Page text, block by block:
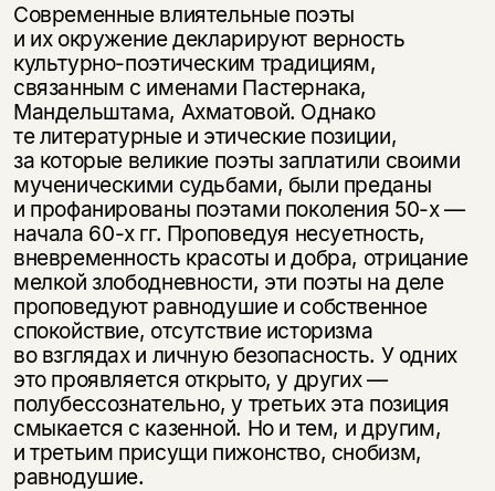
Современные влиятельные поэты
и их окружение декларируют верность
культурно-поэтическим традициям,
связанным с именами Пастернака,
Мандельштама, Ахматовой. Однако
те литературные и этические позиции,
за которые великие поэты заплатили своими
мученическими судьбами, были преданы
и профанированы поэтами поколения 50-х —
начала 60-хгг. Проповедуя несуетность,
вневременность красоты и добра, отрицание
мелкой злободневности, эти поэты на деле
проповедуют равнодушие и собственное
спокойствие, отсутствие историзма
во взглядах и личную безопасность. У одних
это проявляется открыто, у других —
полубессознательно, у третьих эта позиция
смыкается с казенной. Но и тем, и другим,
и третьим присущи пижонство, снобизм,
равнодушие.